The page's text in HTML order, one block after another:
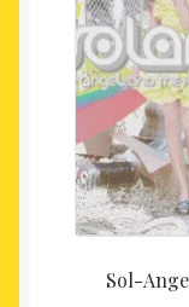
Sol-